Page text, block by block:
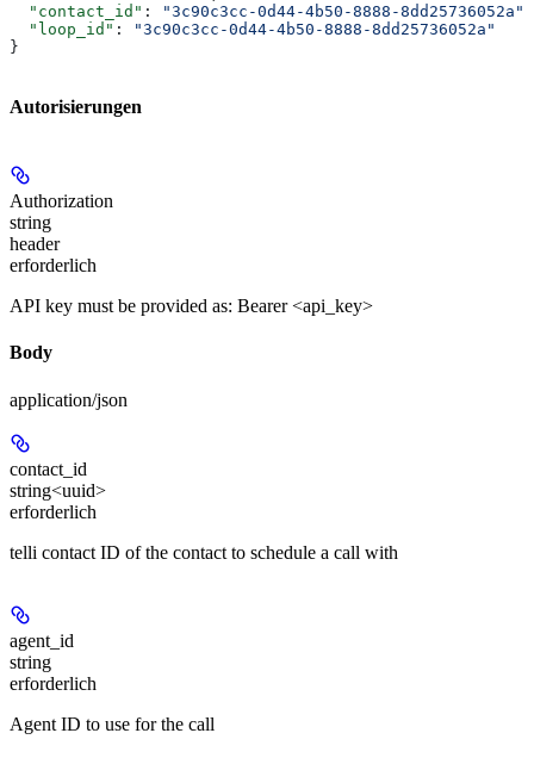
  "contact_id"
: "3c90c3cc-0d44-4b50-8888-8dd25736052a"
  "loop_id"
:
"3c90c3cc-0d44-4b50-8888-8dd25736052a"
}
Autorisierungen
Authorization
string
header
erforderlich
API key must be provided as: Bearer <api_key>
Body
application/json
contact_id
string<uuid>
erforderlich
telli contact ID of the contact to schedule a call with
agent_id
string
erforderlich
Agent ID to use for the call